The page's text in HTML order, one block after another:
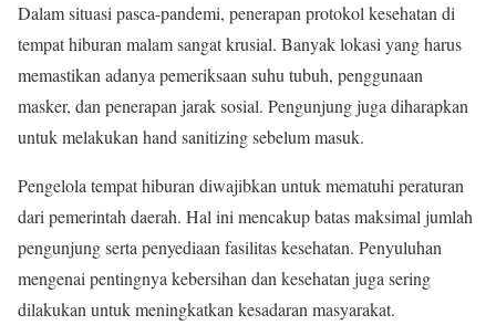
Dalam situasi pasca-pandemi, penerapan protokol kesehatan di
tempat hiburan malam sangat krusial. Banyak lokasi yang harus
memastikan adanya pemeriksaan suhu tubuh, penggunaan
masker, dan penerapan jarak sosial. Pengunjung juga diharapkan
untuk melakukan hand sanitizing sebelum masuk.
Pengelola tempat hiburan diwajibkan untuk mematuhi peraturan
dari pemerintah daerah. Hal ini mencakup batas maksimal jumlah
pengunjung serta penyediaan fasilitas kesehatan. Penyuluhan
mengenai pentingnya kebersihan dan kesehatan juga sering
dilakukan untuk meningkatkan kesadaran masyarakat.